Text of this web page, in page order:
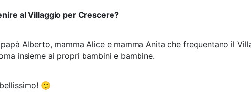
al Villaggio per Crescere?
Alberto, mamma Alice e mamma Anita che frequentano il
insieme ai propri bambini e bambine.
🙂